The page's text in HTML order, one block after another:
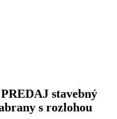
stavebný
s rozlohou